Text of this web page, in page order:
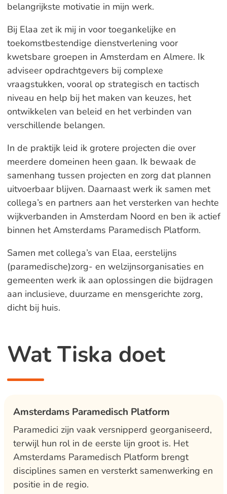
belangrijkste motivatie in mijn werk.
Bij Elaa zet ik mij in voor toegankelijke en
toekomstbestendige dienstverlening voor
kwetsbare groepen in Amsterdam en Almere. Ik
adviseer opdrachtgevers bij complexe
vraagstukken, vooral op strategisch en tactisch
niveau en help bij het maken van keuzes, het
ontwikkelen van beleid en het verbinden van
verschillende belangen.
In de praktijk leid ik grotere projecten die over
meerdere domeinen heen gaan. Ik bewaak de
samenhang tussen projecten en zorg dat plannen
uitvoerbaar blijven. Daarnaast werk ik samen met
collega’s en partners aan het versterken van hechte
wijkverbanden in Amsterdam Noord en ben ik actief
binnen het Amsterdams Paramedisch Platform.
Samen met collega’s van Elaa, eerstelijns
(paramedische)zorg- en welzijnsorganisaties en
gemeenten werk ik aan oplossingen die bijdragen
aan inclusieve, duurzame en mensgerichte zorg,
dicht bij huis.
Wat Tiska doet
Amsterdams Paramedisch Platform
Paramedici zijn vaak versnipperd georganiseerd,
terwijl hun rol in de eerste lijn groot is. Het
Amsterdams Paramedisch Platform brengt
disciplines samen en versterkt samenwerking en
positie in de regio.